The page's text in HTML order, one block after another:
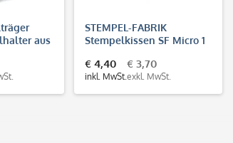
aus
STEMPEL-FABRIK
Stempelkissen SF Micro 1
€ 4,40
inkl. MwSt.
€ 3,70
exkl. MwSt.